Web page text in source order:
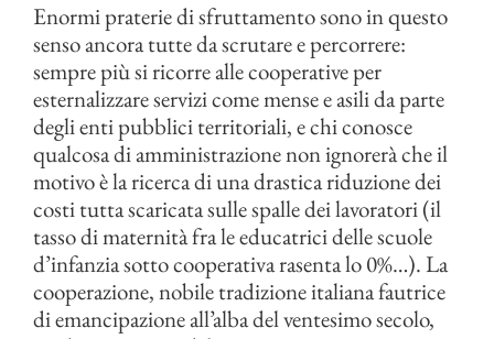
Enormi praterie di sfruttamento sono in questo
senso ancora tutte da scrutare e percorrere:
sempre più si ricorre alle cooperative per
esternalizzare servizi come mense e asili da parte
degli enti pubblici territoriali, e chi conosce
qualcosa di amministrazione non ignorerà che il
motivo è la ricerca di una drastica riduzione dei
costi tutta scaricata sulle spalle dei lavoratori (il
tasso di maternità fra le educatrici delle scuole
d’infanzia sotto cooperativa rasenta lo 0%…). La
cooperazione, nobile tradizione italiana fautrice
di emancipazione all’alba del ventesimo secolo,